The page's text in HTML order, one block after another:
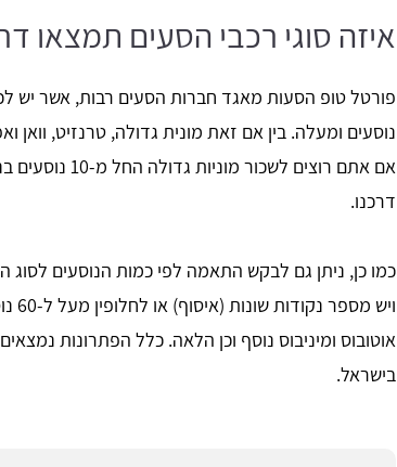
איזה סוגי רכבי הסעים תמצאו
נוסעים ומעלה. בין אם זאת מונית גדולה, טרנזיט, וואן
אם אתם רוצים
דרכנו.
כמו כן, ניתן גם לבקש התאמה לפי כמות הנוסעים
אוטובוס ומיניבוס נוסף וכן הלאה. כלל הפתרונות
בישראל.